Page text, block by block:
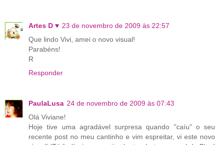
Artes D ♥ 23 de novembro de 2009 às 22:57
Que lindo Vivi, amei o novo visual!
Parabéns!
R
Responder
PaulaLusa 24 de novembro de 2009 às 07:43
Olá Viviane!
Hoje tive uma agradável surpresa quando "caíu" o seu
recente post no meu cantinho e vim espreitar, vi este novo